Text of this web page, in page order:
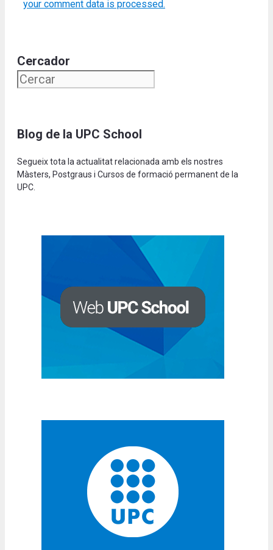
your comment data is processed.
Cercador
Blog de la UPC School
Segueix tota la actualitat relacionada amb els nostres
Màsters, Postgraus i Cursos de formació permanent de la
UPC.